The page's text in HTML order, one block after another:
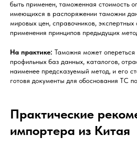
быть применен, таможенная стоимость
имеющихся в распоряжении таможни
мировых цен, справочников, экспертных
применения принципов предыдущих
На практике: Таможня может
профильных баз данных, каталогов,
наименее предсказуемый метод, и его
готовя документы для обоснования ТС
Практические
импортера из Китая